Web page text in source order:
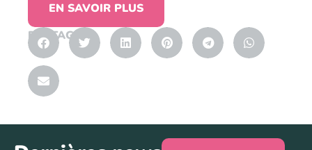
EN SAVOIR PLUS
PARTAGER